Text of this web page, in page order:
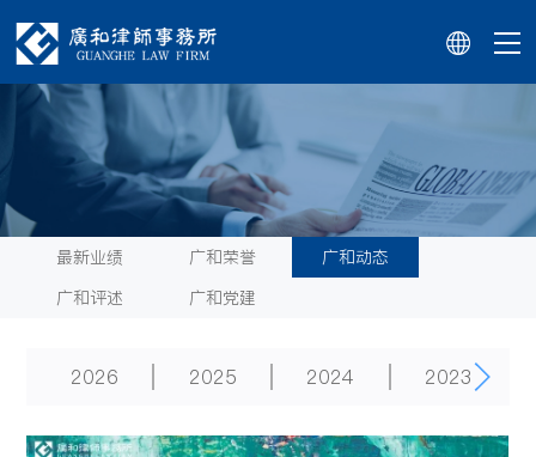
最新业绩 广和荣誉
广和动态
广和评述
广和党建
2026 2025 2024 2023